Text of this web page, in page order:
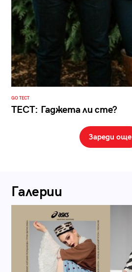
GO ТЕСТ
ТЕСТ: Гаджета ли сте?
Зареди още
Галерии